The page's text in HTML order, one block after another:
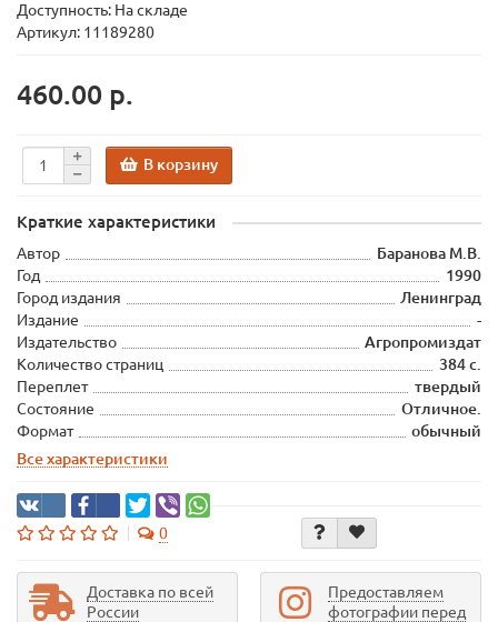
Доступность: На складе
Артикул: 11189280
460.00 р.
В корзину
Краткие характеристики
Автор
Баранова М.В.
Год
1990
Город издания
Ленинград
Издание
-
Издательство
Агропромиздат
Количество страниц
384 с.
Переплет
твердый
Состояние
Отличное.
Формат
обычный
Все характеристики
0
Доставка по всей
России
Предоставляем
фотографии перед